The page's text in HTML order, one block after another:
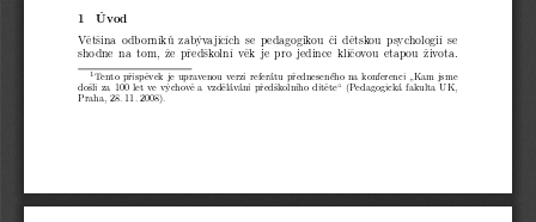
1  Úvod
Většina odborníků zabývajících se pedagogikou či dětskou psychologií se
shodne na tom, že předškolní věk je pro jedince klíčovou etapou života.
1 Tento příspěvek je upravenou verzí referátu předneseného na konferenci „Kam jsme
došli za 100 let ve výchově a vzdělávání předškolního dítěte“ (Pedagogická fakulta UK,
Praha, 28. 11. 2008).